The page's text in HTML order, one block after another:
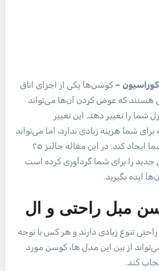
– کوسن‌ها یکی از اجزای اتاق
هستند که عوض کردن آن‌ها می‌تواند
شما را تغییر دهد. این تغییر
شما هزینه زیادی ندارد، اما می‌تواند
حس خوبی در شما ایجاد کند. در این مقاله جالبز ۲۵
را برای شما گردآوری کرده است
ایده بگیرید.
مبل راحتی و ال
تنوع زیادی دارند و هر کس با توجه
از بین این مدل ها، کوسن مورد
کند.